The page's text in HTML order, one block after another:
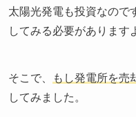
太陽光発電も投資なので
してみる必要があります
そこで、
もし発電所を売
してみました。